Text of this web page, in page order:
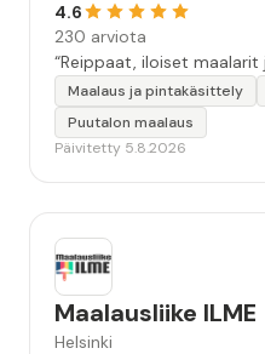
4.6
230 arviota
“Reippaat, iloiset maalarit
Maalaus ja pintakäsittely
Puutalon maalaus
Päivitetty 5.8.2026
Maalausliike ILME
Helsinki